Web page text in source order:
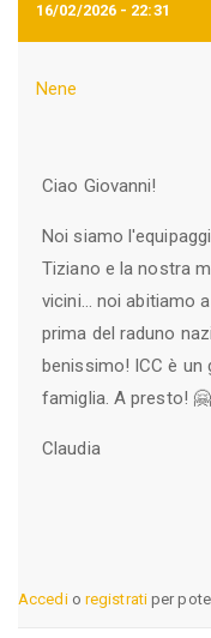
16/02/2026 - 22:31
Nene
Ciao Giovanni!
Noi siamo
Tiziano e la nostra
vicini... noi abitiamo
prima del raduno
benissimo! ICC è un
famiglia. A presto! 🤗
Claudia
Accedio registratiper